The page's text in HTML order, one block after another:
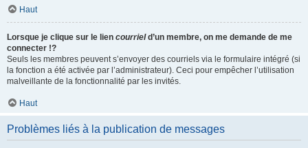
Haut
Lorsque je clique sur le lien courrield’un membre, on me demande de me
connecter !?
Seuls les membres peuvent s’envoyer des courriels via le formulaire intégré (si
la fonction a été activée par l’administrateur). Ceci pour empêcher l’utilisation
malveillante de la fonctionnalité par les invités.
Haut
Problèmes liés à la publication de messages